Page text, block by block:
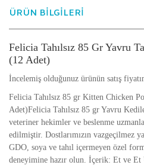
ÜRÜN BİLGİLERİ
Felicia Tahılsız 85 Gr Yavru
(12 Adet)
İncelemiş olduğunuz ürünün satış
Felicia Tahılsız 85 gr Kitten Chicken
Adet)Felicia Tahılsız 85 gr Yavru
veteriner hekimler ve beslenme
edilmiştir. Dostlarımızın vazgeçilmez
GDO, soya ve tahıl içermeyen özel
deneyimine hazır olun. İçerik: Et ve